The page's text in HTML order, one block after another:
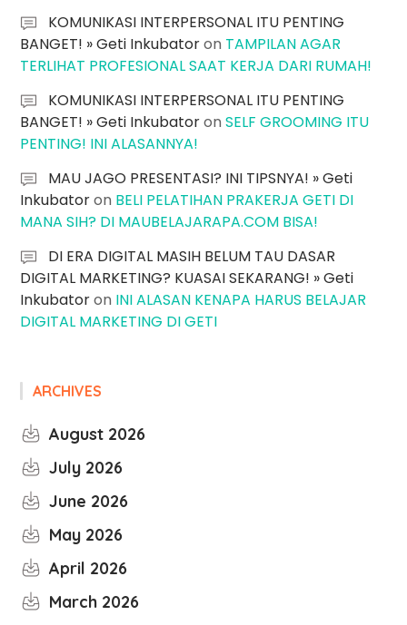
KOMUNIKASI INTERPERSONAL ITU PENTING
BANGET! » Geti Inkubatoron TAMPILAN AGAR
TERLIHAT PROFESIONAL SAAT KERJA DARI RUMAH!
KOMUNIKASI INTERPERSONAL ITU PENTING
BANGET! » Geti InkubatoronSELF GROOMING ITU
PENTING! INI ALASANNYA!
MAU JAGO PRESENTASI? INI TIPSNYA! » Geti
Inkubatoron BELI PELATIHAN PRAKERJA GETI DI
MANA SIH? DI MAUBELAJARAPA.COM BISA!
DI ERA DIGITAL MASIH BELUM TAU DASAR
DIGITAL MARKETING? KUASAI SEKARANG! » Geti
Inkubatoron INI ALASAN KENAPA HARUS BELAJAR
DIGITAL MARKETING DI GETI
ARCHIVES
August 2026
July 2026
June 2026
May 2026
April 2026
March 2026